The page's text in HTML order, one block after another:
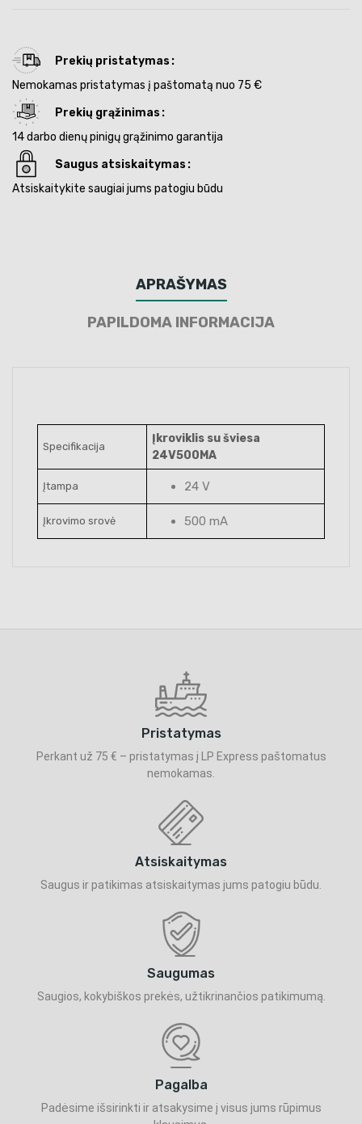
Prekių pristatymas
Nemokamas pristatymas į paštomatą nuo 75 €
Prekių grąžinimas
14 darbo dienų pinigų grąžinimo garantija
Saugus atsiskaitymas
Atsiskaitykite saugiai jums patogiu būdu
APRAŠYMAS
PAPILDOMA INFORMACIJA
Specifikacija
Įkroviklis su šviesa
24V500MA
Įtampa 24 V
Įkrovimo srovė 500 mA
Pristatymas
Perkant už 75 € – pristatymas į LP Express paštomatus
nemokamas.
Atsiskaitymas
Saugus ir patikimas atsiskaitymas jums patogiu būdu.
Saugumas
Saugios, kokybiškos prekės, užtikrinančios patikimumą.
Pagalba
Padėsime išsirinkti ir atsakysime į visus jums rūpimus